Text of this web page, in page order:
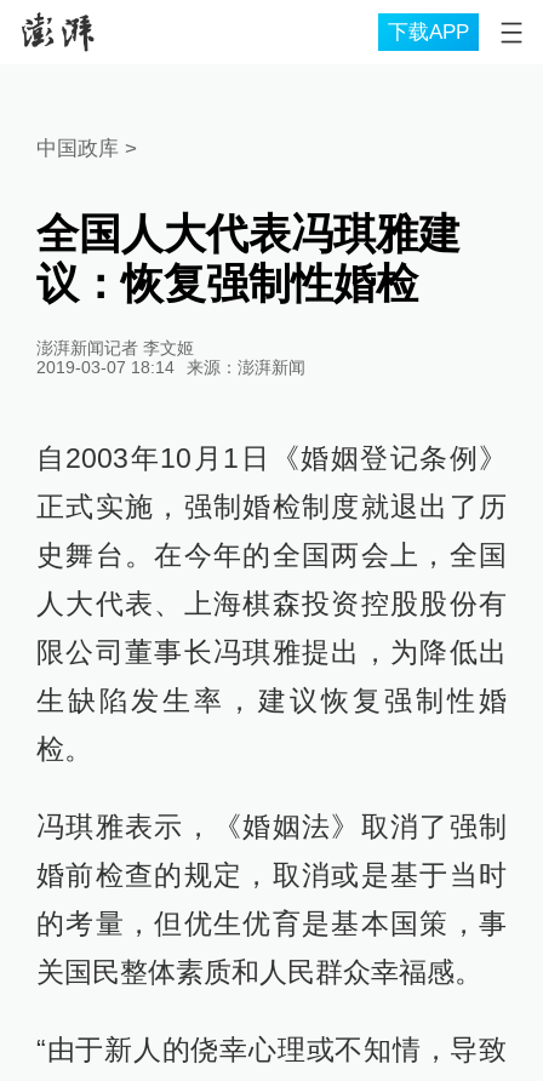
下载APP
中国政库 >
全国人大代表冯琪雅建
议：恢复强制性婚检
澎湃新闻记者 李文姬
2019-03-07 18:14
来源： 澎湃新闻
自2003年10月1日《婚姻登记条例》
正式实施，强制婚检制度就退出了历
史舞台。在今年的全国两会上，全国
人大代表、上海棋森投资控股股份有
限公司董事长冯琪雅提出，为降低出
生缺陷发生率，建议恢复强制性婚
检。
冯琪雅表示，《婚姻法》取消了强制
婚前检查的规定，取消或是基于当时
的考量，但优生优育是基本国策，事
关国民整体素质和人民群众幸福感。
“由于新人的侥幸心理或不知情，导致